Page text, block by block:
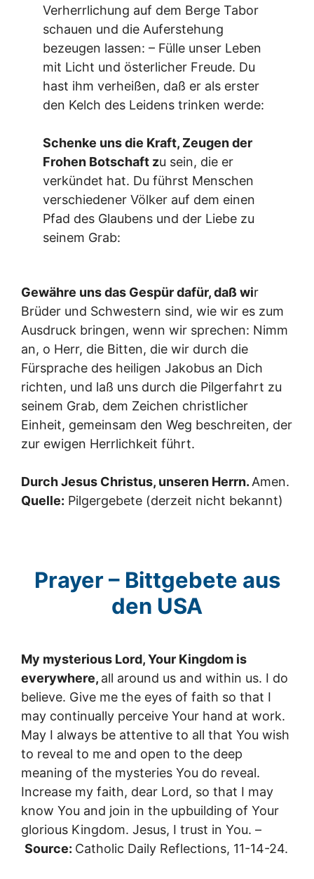
Verherrlichung auf dem Berge Tabor
schauen und die Auferstehung
bezeugen lassen: – Fülle unser Leben
mit Licht und österlicher Freude. Du
hast ihm verheißen, daß er als erster
den Kelch des Leidens trinken werde:
Schenke uns die Kraft, Zeugen der
Frohen Botschaft zu sein, die er
verkündet hat. Du führst Menschen
verschiedener Völker auf dem einen
Pfad des Glaubens und der Liebe zu
seinem Grab:
Gewähre uns das Gespür dafür, daß wir
Brüder und Schwestern sind, wie wir es zum
Ausdruck bringen, wenn wir sprechen: Nimm
an, o Herr, die Bitten, die wir durch die
Fürsprache des heiligen Jakobus an Dich
richten, und laß uns durch die Pilgerfahrt zu
seinem Grab, dem Zeichen christlicher
Einheit, gemeinsam den Weg beschreiten, der
zur ewigen Herrlichkeit führt.
Durch Jesus Christus, unseren Herrn. Amen.
Quelle: Pilgergebete (derzeit nicht bekannt)
Prayer – Bittgebete aus
den USA
My mysterious Lord, Your Kingdom is
everywhere, all around us and within us. I do
believe. Give me the eyes of faith so that I
may continually perceive Your hand at work.
May I always be attentive to all that You wish
to reveal to me and open to the deep
meaning of the mysteries You do reveal.
Increase my faith, dear Lord, so that I may
know You and join in the upbuilding of Your
glorious Kingdom. Jesus, I trust in You. –
Source: Catholic Daily Reflections, 11-14-24.